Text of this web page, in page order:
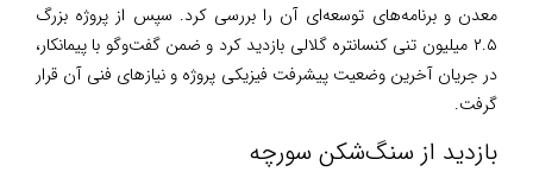
معدن و برنامه‌های توسعه‌ای آن را بررسی کرد. سپس از پروژه بزرگ
۲.۵ میلیون تنی کنسانتره گلالی بازدید کرد و ضمن گفت‌وگو با پیمانکار،
در جریان آخرین وضعیت پیشرفت فیزیکی پروژه و نیازهای فنی آن قرار
گرفت.
بازدید از سنگ‌شکن سورچه